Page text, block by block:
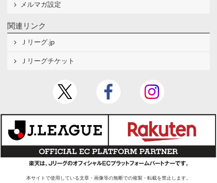
メルマガ設定
関連リンク
Ｊリーグ.jp
Ｊリーグチケット
本サイトで使用している文章・画像等の無断での複製・転載を禁止します。